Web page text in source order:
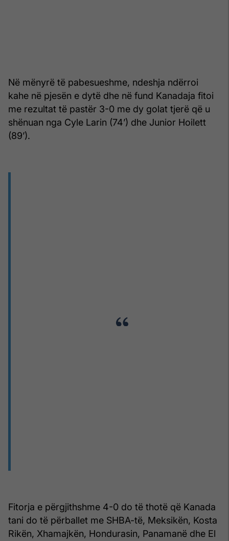
Në mënyrë të pabesueshme, ndeshja ndërroi
kahe në pjesën e dytë dhe në fund Kanadaja fitoi
me rezultat të pastër 3-0 me dy golat tjerë që u
shënuan nga Cyle Larin (74’) dhe Junior Hoilett
(89’).
Fitorja e përgjithshme 4-0 do të thotë që Kanada
tani do të përballet me SHBA-të, Meksikën, Kosta
Rikën, Xhamajkën, Hondurasin, Panamanë dhe El